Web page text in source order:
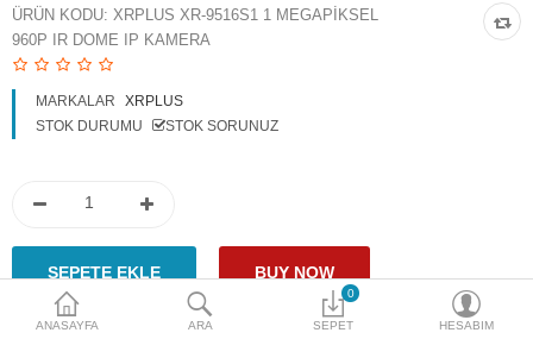
Ürün Güvenlik Sistemleri
Para Birimi
ANASAYFA ARA
0
SEPET HESABIM
ÜRÜN KODU: XRPLUS XR-9516S1 1 MEGAPIKSEL
960P IR DOME IP KAMERA
MARKALAR
XRPLUS
STOK DURUMU
STOK SORUNUZ